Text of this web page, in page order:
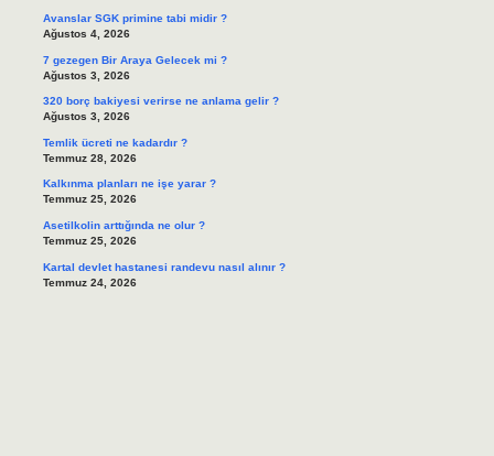
Avanslar SGK primine tabi midir ?
Ağustos 4, 2026
7 gezegen Bir Araya Gelecek mi ?
Ağustos 3, 2026
320 borç bakiyesi verirse ne anlama gelir ?
Ağustos 3, 2026
Temlik ücreti ne kadardır ?
Temmuz 28, 2026
Kalkınma planları ne işe yarar ?
Temmuz 25, 2026
Asetilkolin arttığında ne olur ?
Temmuz 25, 2026
Kartal devlet hastanesi randevu nasıl alınır ?
Temmuz 24, 2026